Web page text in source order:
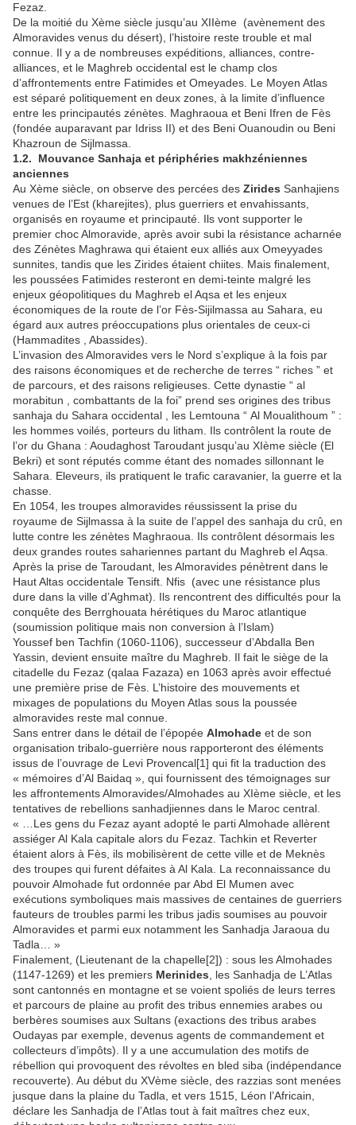
Fezaz.
De la moitié du Xème siècle jusqu’au XIIème (avènement des
Almoravides venus du désert), l’histoire reste trouble et mal
connue. Il y a de nombreuses expéditions, alliances, contre-
alliances, et le Maghreb occidental est le champ clos
d’affrontements entre Fatimides et Omeyades. Le Moyen Atlas
est séparé politiquement en deux zones, à la limite d’influence
entre les principautés zénètes. Maghraoua et Beni Ifren de Fès
(fondée auparavant par Idriss II) et des Beni Ouanoudin ou Beni
Khazroun de Sijlmassa.
1.2. Mouvance Sanhaja et périphéries makhzéniennes
anciennes
Au Xème siècle, on observe des percées des Zirides Sanhajiens
venues de l’Est (kharejites), plus guerriers et envahissants,
organisés en royaume et principauté. Ils vont supporter le
premier choc Almoravide, après avoir subi la résistance acharnée
des Zénètes Maghrawa qui étaient eux alliés aux Omeyyades
sunnites, tandis que les Zirides étaient chiites. Mais finalement,
les poussées Fatimides resteront en demi-teinte malgré les
enjeux géopolitiques du Maghreb el Aqsa et les enjeux
économiques de la route de l’or Fès-Sijilmassa au Sahara, eu
égard aux autres préoccupations plus orientales de ceux-ci
(Hammadites , Abassides).
L’invasion des Almoravides vers le Nord s’explique à la fois par
des raisons économiques et de recherche de terres “ riches ” et
de parcours, et des raisons religieuses. Cette dynastie “ al
morabitun , combattants de la foi” prend ses origines des tribus
sanhaja du Sahara occidental , les Lemtouna “ Al Moualithoum ” :
les hommes voilés, porteurs du litham. Ils contrôlent la route de
l’or du Ghana : Aoudaghost Taroudant jusqu’au XIème siècle (El
Bekri) et sont réputés comme étant des nomades sillonnant le
Sahara. Eleveurs, ils pratiquent le trafic caravanier, la guerre et la
chasse.
En 1054, les troupes almoravides réussissent la prise du
royaume de Sijlmassa à la suite de l’appel des sanhaja du crû, en
lutte contre les zénètes Maghraoua. Ils contrôlent désormais les
deux grandes routes sahariennes partant du Maghreb el Aqsa.
Après la prise de Taroudant, les Almoravides pénètrent dans le
Haut Altas occidentale Tensift. Nfis (avec une résistance plus
dure dans la ville d’Aghmat). Ils rencontrent des difficultés pour la
conquête des Berrghouata hérétiques du Maroc atlantique
(soumission politique mais non conversion à l’Islam)
Youssef ben Tachfin (1060-1106), successeur d’Abdalla Ben
Yassin, devient ensuite maître du Maghreb. Il fait le siège de la
citadelle du Fezaz (qalaa Fazaza) en 1063 après avoir effectué
une première prise de Fès. L’histoire des mouvements et
mixages de populations du Moyen Atlas sous la poussée
almoravides reste mal connue.
Sans entrer dans le détail de l’épopée Almohade et de son
organisation tribalo-guerrière nous rapporteront des éléments
issus de l’ouvrage de Levi Provencal[1] qui fit la traduction des
« mémoires d’Al Baidaq », qui fournissent des témoignages sur
les affrontements Almoravides/Almohades au XIème siècle, et les
tentatives de rebellions sanhadjiennes dans le Maroc central.
« …Les gens du Fezaz ayant adopté le parti Almohade allèrent
assiéger Al Kala capitale alors du Fezaz. Tachkin et Reverter
étaient alors à Fès, ils mobilisèrent de cette ville et de Meknès
des troupes qui furent défaites à Al Kala. La reconnaissance du
pouvoir Almohade fut ordonnée par Abd El Mumen avec
exécutions symboliques mais massives de centaines de guerriers
fauteurs de troubles parmi les tribus jadis soumises au pouvoir
Almoravides et parmi eux notamment les Sanhadja Jaraoua du
Tadla… »
Finalement, (Lieutenant de la chapelle[2]) : sous les Almohades
(1147-1269) et les premiers Merinides , les Sanhadja de L’Atlas
sont cantonnés en montagne et se voient spoliés de leurs terres
et parcours de plaine au profit des tribus ennemies arabes ou
berbères soumises aux Sultans (exactions des tribus arabes
Oudayas par exemple, devenus agents de commandement et
collecteurs d’impôts). Il y a une accumulation des motifs de
rébellion qui provoquent des révoltes en bled siba (indépendance
recouverte). Au début du XVème siècle, des razzias sont menées
jusque dans la plaine du Tadla, et vers 1515, Léon l’Africain,
déclare les Sanhadja de l’Atlas tout à fait maîtres chez eux,